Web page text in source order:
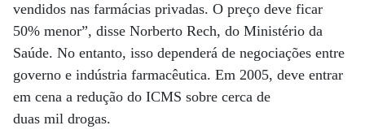
vendidos nas farmácias privadas. O preço deve ficar
50% menor”, disse Norberto Rech, do Ministério da
Saúde. No entanto, isso dependerá de negociações entre
governo e indústria farmacêutica. Em 2005, deve entrar
em cena a redução do ICMS sobre cerca de
duas mil drogas.